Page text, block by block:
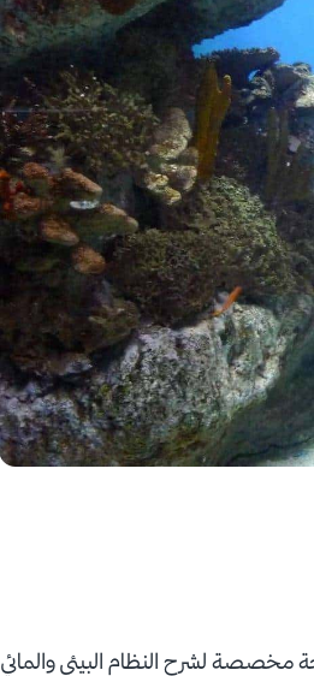
مخصصة لشرح النظام البيئي والمائي